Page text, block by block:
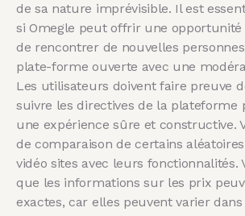
de sa nature imprévisible. Il est
si Omegle peut offrir une opportunité
de rencontrer de nouvelles personnes,
plate-forme ouverte avec une
Les utilisateurs doivent faire preuve
suivre les directives de la plateforme
une expérience sûre et constructive.
de comparaison de certains
vidéo sites avec leurs fonctionnalités.
que les informations sur les prix
exactes, car elles peuvent varier